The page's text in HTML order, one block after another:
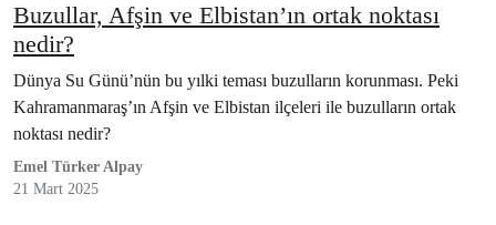
Buzullar, Afşin ve Elbistan’ın ortak noktası
nedir?
Dünya Su Günü’nün bu yılki teması buzulların korunması. Peki
Kahramanmaraş’ın Afşin ve Elbistan ilçeleri ile buzulların ortak
noktası nedir?
Emel Türker Alpay
21 Mart 2025